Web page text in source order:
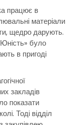
працює в
матеріали
щедро дарують.
було
в пригоді
закладів
показати
Тоді відділ